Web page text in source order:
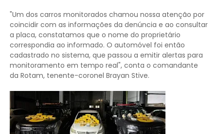
"Um dos carros monitorados chamou nossa atenção por
coincidir com as informações da denúncia e ao consultar
a placa, constatamos que o nome do proprietário
correspondia ao informado. O automóvel foi então
cadastrado no sistema, que passou a emitir alertas para
monitoramento em tempo real", conta o comandante
da Rotam, tenente-coronel Brayan Stive.